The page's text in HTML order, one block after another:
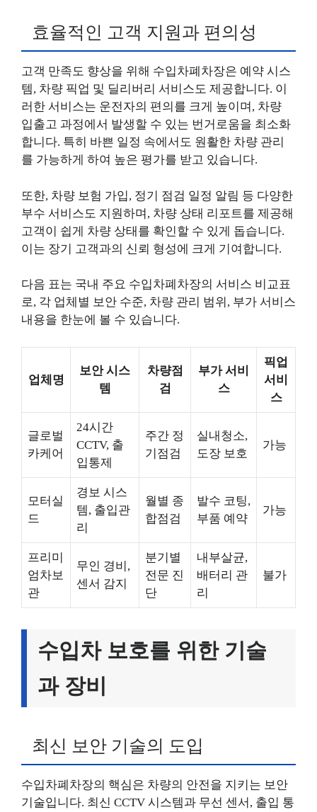
효율적인 고객 지원과 편의성
고객 만족도 향상을 위해 수입차폐차장은 예약 시스
템, 차량 픽업 및 딜리버리 서비스도 제공합니다. 이
러한 서비스는 운전자의 편의를 크게 높이며, 차량
입출고 과정에서 발생할 수 있는 번거로움을 최소화
합니다. 특히 바쁜 일정 속에서도 원활한 차량 관리
를 가능하게 하여 높은 평가를 받고 있습니다.
또한, 차량 보험 가입, 정기 점검 일정 알림 등 다양한
부수 서비스도 지원하며, 차량 상태 리포트를 제공해
고객이 쉽게 차량 상태를 확인할 수 있게 돕습니다.
이는 장기 고객과의 신뢰 형성에 크게 기여합니다.
다음 표는 국내 주요 수입차폐차장의 서비스 비교표
로, 각 업체별 보안 수준, 차량 관리 범위, 부가 서비스
내용을 한눈에 볼 수 있습니다.
업체명
보안 시스
템
차량점
검
부가 서비
스
픽업
서비
스
글로벌
카케어
24시간
CCTV, 출
입통제
주간 정
기점검
실내청소,
도장 보호
가능
모터실
드
경보 시스
템, 출입관
리
월별 종
합점검
발수 코팅,
부품 예약
가능
프리미
엄차보
관
무인 경비,
센서 감지
분기별
전문 진
단
내부살균,
배터리 관
리
불가
수입차 보호를 위한 기술
과 장비
최신 보안 기술의 도입
수입차폐차장의 핵심은 차량의 안전을 지키는 보안
기술입니다. 최신 CCTV 시스템과 무선 센서, 출입 통